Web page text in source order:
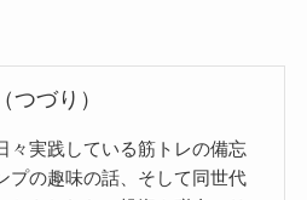
つづり）
々実践している筋トレの備忘
プの趣味の話、そして同世代